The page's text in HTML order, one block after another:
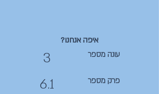
איפה אנחנו?
3
6.1
עונה מספר
פרק מספר